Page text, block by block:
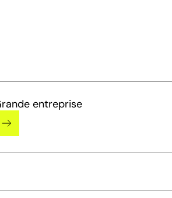
entreprise